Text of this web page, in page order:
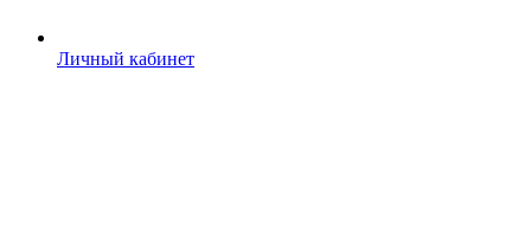
Личный кабинет